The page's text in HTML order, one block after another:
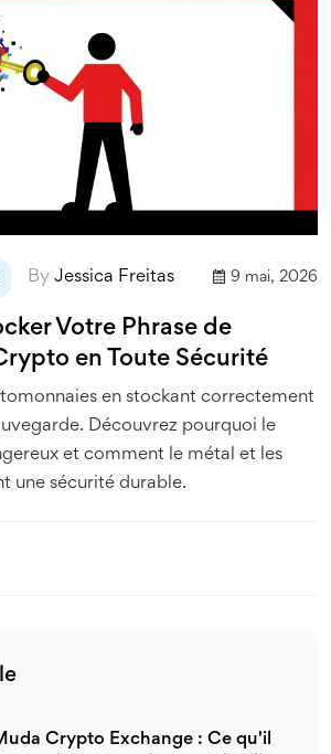
By Jessica Freitas 9 mai, 2026
Votre Phrase de
en Toute Sécurité
en stockant correctement
Découvrez pourquoi le
et comment le métal et les
une sécurité durable.
Crypto Exchange : Ce qu'il